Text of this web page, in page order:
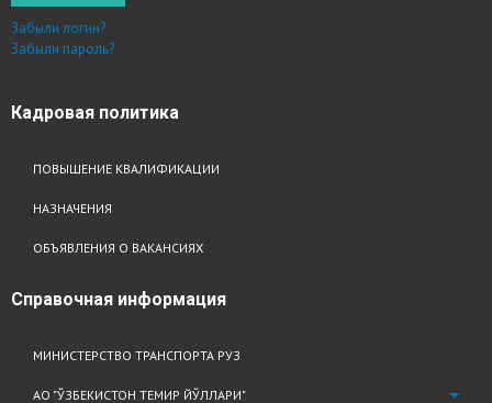
Забыли логин?
Забыли пароль?
Кадровая политика
ПОВЫШЕНИЕ КВАЛИФИКАЦИИ
НАЗНАЧЕНИЯ
ОБЪЯВЛЕНИЯ О ВАКАНСИЯХ
Справочная информация
МИНИСТЕРСТВО ТРАНСПОРТА РУЗ
АО "ЎЗБЕКИСТОН ТЕМИР ЙЎЛЛАРИ"